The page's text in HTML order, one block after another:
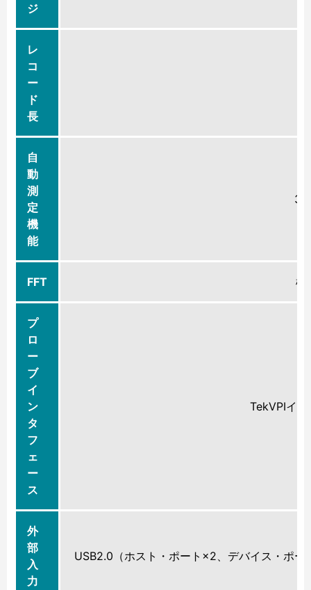
ジ
レ
コ
ー
ド
長
自
動
測
定
機
能
32
FFT 標
プ
ロ
ー
ブ
イ
ン
タ
フ
ェ
ー
ス
TekVPIイ
外
部
入
力
USB2.0（ホスト・ポート×2、デバイス・ポ